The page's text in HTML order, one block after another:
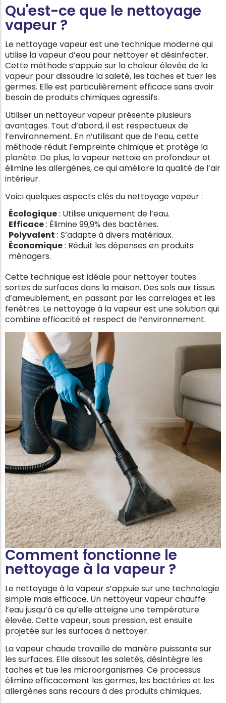
Qu'est-ce que le nettoyage
vapeur ?
Le nettoyage vapeur est une technique moderne qui
utilise la vapeur d’eau pour nettoyer et désinfecter.
Cette méthode s’appuie sur la chaleur élevée de la
vapeur pour dissoudre la saleté, les taches et tuer les
germes. Elle est particulièrement efficace sans avoir
besoin de produits chimiques agressifs.
Utiliser un nettoyeur vapeur présente plusieurs
avantages. Tout d’abord, il est respectueux de
l’environnement. En n’utilisant que de l’eau, cette
méthode réduit l’empreinte chimique et protège la
planète. De plus, la vapeur nettoie en profondeur et
élimine les allergènes, ce qui améliore la qualité de l’air
intérieur.
Voici quelques aspects clés du nettoyage vapeur :
Écologique: Utilise uniquement de l’eau.
Efficace: Élimine 99,9% des bactéries.
Polyvalent : S’adapte à divers matériaux.
Économique: Réduit les dépenses en produits
ménagers.
Cette technique est idéale pour nettoyer toutes
sortes de surfaces dans la maison. Des sols aux tissus
d’ameublement, en passant par les carrelages et les
fenêtres. Le nettoyage à la vapeur est une solution qui
combine efficacité et respect de l’environnement.
Comment fonctionne le
nettoyage à la vapeur ?
Le nettoyage à la vapeur s’appuie sur une technologie
simple mais efficace. Un nettoyeur vapeur chauffe
l’eau jusqu’à ce qu’elle atteigne une température
élevée. Cette vapeur, sous pression, est ensuite
projetée sur les surfaces à nettoyer.
La vapeur chaude travaille de manière puissante sur
les surfaces. Elle dissout les saletés, désintègre les
taches et tue les microorganismes. Ce processus
élimine efficacement les germes, les bactéries et les
allergènes sans recours à des produits chimiques.